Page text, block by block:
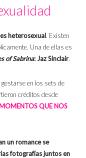
heterosexual. Existen
Una de ellas es
of Sabrina: Jaz Sinclair.
gestarse en los sets de
créditos desde
QUE NOS
un romance se
fotografías juntos en